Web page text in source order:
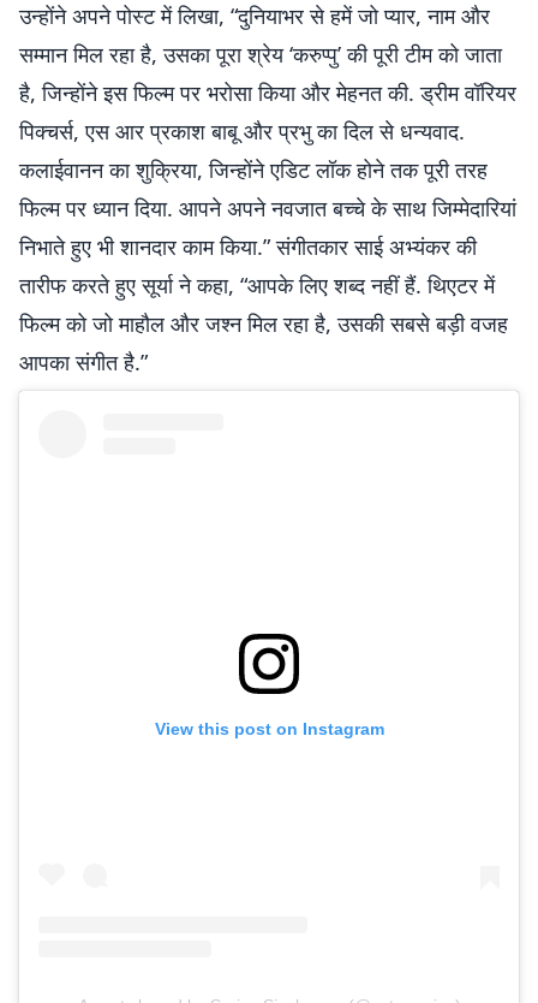
उन्होंने अपने पोस्ट में लिखा, “दुनियाभर से हमें जो प्यार, नाम और
सम्मान मिल रहा है, उसका पूरा श्रेय ‘करुप्पु’ की पूरी टीम को जाता
है, जिन्होंने इस फिल्म पर भरोसा किया और मेहनत की. ड्रीम वॉरियर
पिक्चर्स, एस आर प्रकाश बाबू और प्रभु का दिल से धन्यवाद.
कलाईवानन का शुक्रिया, जिन्होंने एडिट लॉक होने तक पूरी तरह
फिल्म पर ध्यान दिया. आपने अपने नवजात बच्चे के साथ जिम्मेदारियां
निभाते हुए भी शानदार काम किया.” संगीतकार साई अभ्यंकर की
तारीफ करते हुए सूर्या ने कहा, “आपके लिए शब्द नहीं हैं. थिएटर में
फिल्म को जो माहौल और जश्न मिल रहा है, उसकी सबसे बड़ी वजह
आपका संगीत है.”
View this post on Instagram